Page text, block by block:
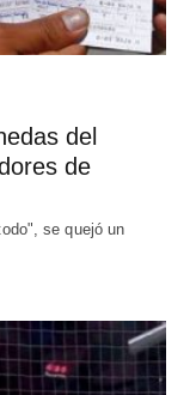
del
de
se quejó un